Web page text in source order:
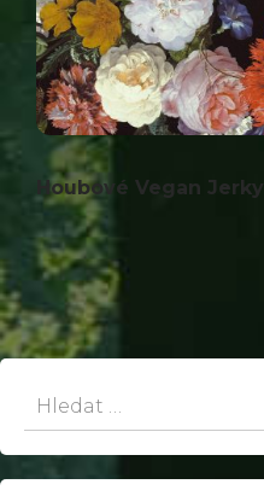
Houbové Vegan Jerky